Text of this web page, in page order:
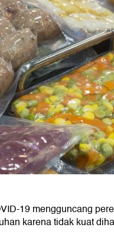
19 mengguncang
karena tidak kuat